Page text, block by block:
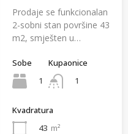
Prodaje se funkcionalan
2-sobni stan površine 43
m2, smješten u…
Sobe
1
Kupaonice
1
Kvadratura
43 m²